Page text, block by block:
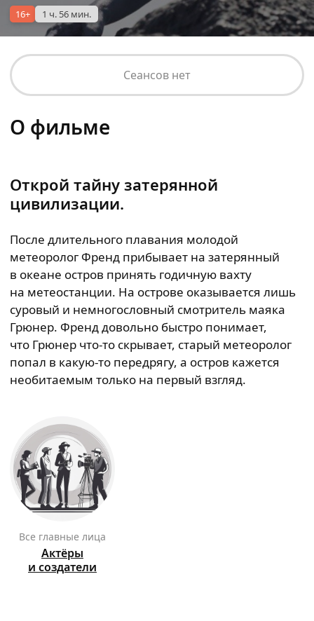
16+ 1 ч. 56 мин.
Сеансов нет
О фильме
Открой тайну затерянной
цивилизации.
После длительного плавания молодой
метеоролог Френд прибывает на затерянный
в океане остров принять годичную вахту
на метеостанции. На острове оказывается лишь
суровый и немногословный смотритель маяка
Грюнер. Френд довольно быстро понимает,
что Грюнер что-то скрывает, старый метеоролог
попал в какую-то передрягу, а остров кажется
необитаемым только на первый взгляд.
Все главные лица
Актёры
и создатели